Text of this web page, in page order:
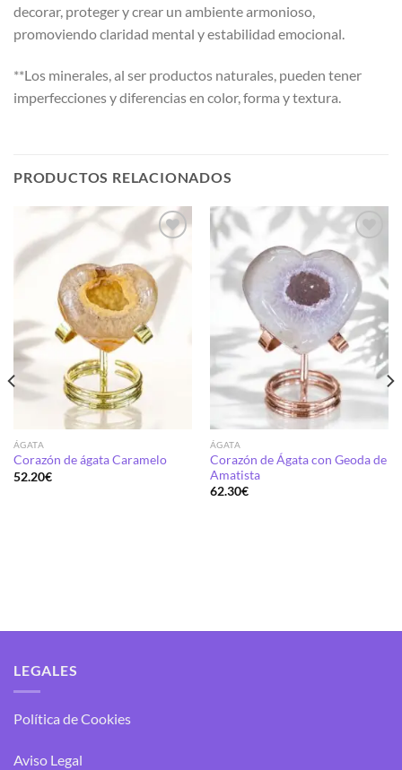
decorar, proteger y crear un ambiente armonioso,
promoviendo claridad mental y estabilidad emocional.
**Los minerales, al ser productos naturales, pueden tener
imperfecciones y diferencias en color, forma y textura.
PRODUCTOS RELACIONADOS
lista de
deseos
ÁGATA
Corazón de ágata Caramelo
52.20€
Añadir
a la
lista de
deseos
ÁGATA
Corazón de Ágata con Geoda de
Amatista
62.30€
LEGALES
Política de Cookies
Aviso Legal